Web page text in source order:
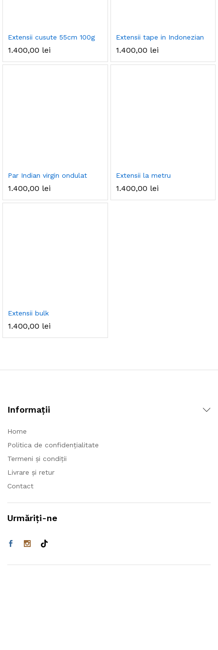
Extensii cusute 55cm 100g
1.400,00 lei
Extensii tape in Indonezian
1.400,00 lei
Par Indian virgin ondulat
1.400,00 lei
Extensii la metru
1.400,00 lei
Extensii bulk
1.400,00 lei
Informații
Home
Politica de confidențialitate
Termeni și condiții
Livrare și retur
Contact
Urmăriți-ne